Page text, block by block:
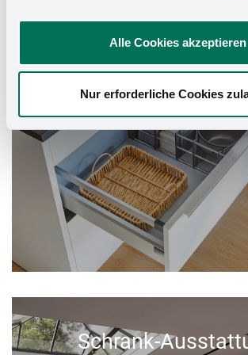
Alle Cookies akzeptieren
Nur erforderliche Cookies
Schrank-